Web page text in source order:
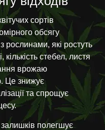
сортів
обсягу
рослинами, які ростуть
стебел, листя
врожаю
Це знижує
та спрощує
полегшує